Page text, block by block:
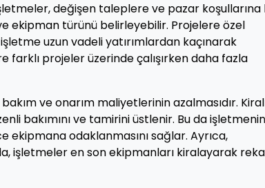
değişen taleplere ve pazar koşullarına
ekipman türünü belirleyebilir. Projelere özel
uzun vadeli yatırımlardan kaçınarak
projeler üzerinde çalışırken daha fazla
ve onarım maliyetlerinin azalmasıdır.
bakımını ve tamirini üstlenir. Bu da
ekipmana odaklanmasını sağlar. Ayrıca,
işletmeler en son ekipmanları kiralayarak